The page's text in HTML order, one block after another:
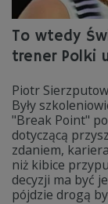
To wtedy
trener Polki
Piotr
Były
"Break Point"
dotyczącą
zdaniem,
niż kibice
decyzji ma być
pójdzie drogą